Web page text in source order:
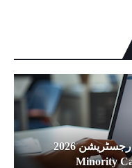
حکومتِ پنجاب اقلیتی کارڈ آن لائن رجسٹریشن 2026
Minority